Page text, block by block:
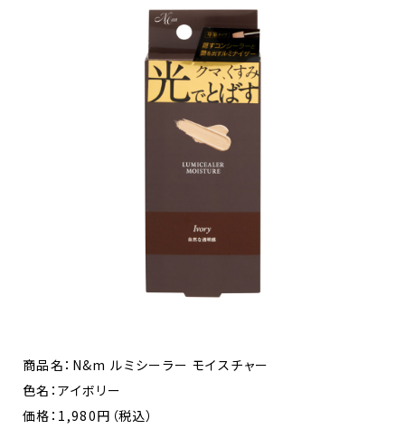
商品名：N&m ルミシーラー モイスチャー
色名：アイボリー
価格：1,980円（税込）